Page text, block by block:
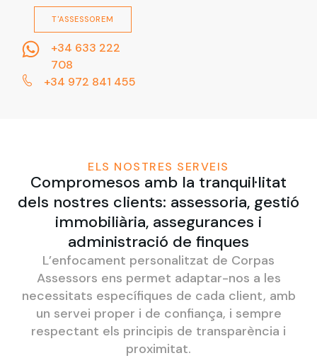
T'ASSESSOREM
+34 633 222
708
+34 972 841 455
ELS NOSTRES SERVEIS
Compromesos amb la tranquil·litat
dels nostres clients: assessoria, gestió
immobiliària, assegurances i
administració de finques
L’enfocament personalitzat de Corpas
Assessors ens permet adaptar-nos a les
necessitats específiques de cada client, amb
un servei proper i de confiança, i sempre
respectant els principis de transparència i
proximitat.